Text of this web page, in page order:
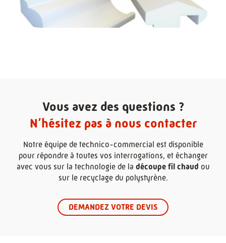
Vous avez des questions ?
N’hésitez pas à nous contacter
Notre équipe de technico-commercial est disponible
pour répondre à toutes vos interrogations, et échanger
avec vous sur la technologie de la découpe fil chaud ou
sur le recyclage du polystyrène.
DEMANDEZ VOTRE DEVIS